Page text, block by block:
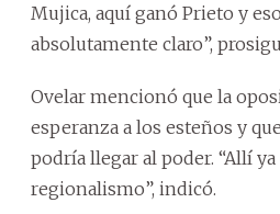
Mujica, aquí ganó Prieto y
absolutamente claro”,
Ovelar mencionó que la
esperanza a los esteños y
podría llegar al poder. “Allí
regionalismo”, indicó.